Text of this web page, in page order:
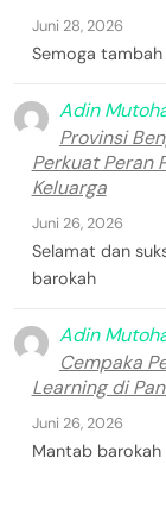
Juni 28, 2026
Semoga
Adin
Provinsi
Perkuat Peran
Keluarga
Juni 26, 2026
Selamat dan
barokah
Adin
Cempaka
Learning di
Juni 26, 2026
Mantab barokah